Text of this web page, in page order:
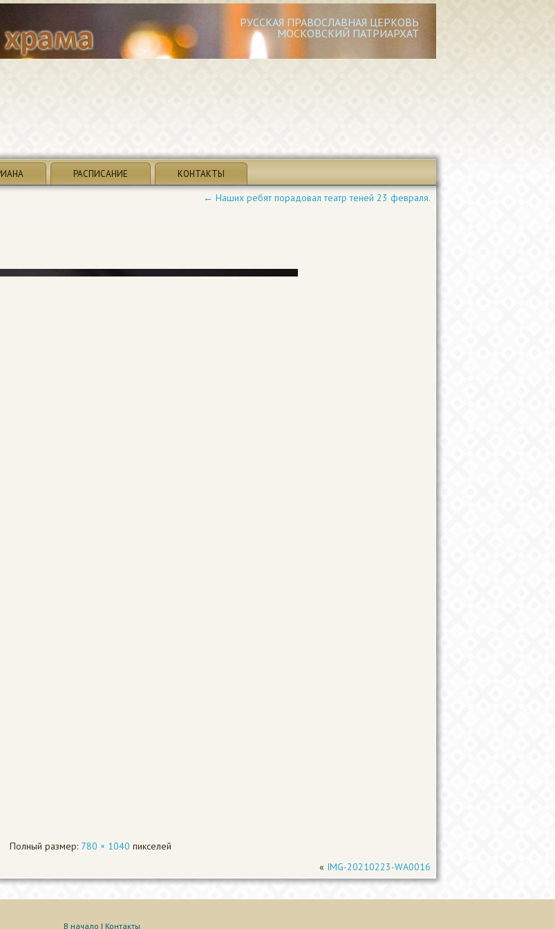
РУССКАЯ ПРАВОСЛАВНАЯ ЦЕРКОВЬ
МОСКОВСКИЙ ПАТРИАРХАТ
РАСПИСАНИЕ КОНТАКТЫ
← Наших ребят порадовал театр теней 23 февраля.
Полный размер: 780 × 1040 пикселей
« IMG-20210223-WA0016
В начало | Контакты